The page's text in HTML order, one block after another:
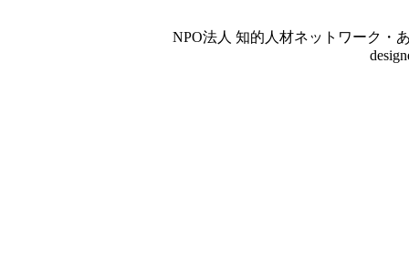
NPO法人 知的人材ネットワーク・